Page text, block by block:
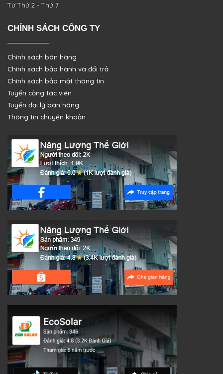
Từ Thứ 2 - Thứ 7
CHÍNH SÁCH CÔNG TY
Chính sách bán hàng
Chính sách bảo hành và đổi trả
Chính sách bảo mật thông tin
Tuyển cộng tác viên
Tuyển đại lý bán hàng
Thông tin chuyển khoản